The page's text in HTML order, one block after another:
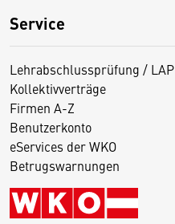
Service
Lehrabschlussprüfung / LAP
Kollektivverträge
Firmen A-Z
Benutzerkonto
eServices der WKO
Betrugswarnungen